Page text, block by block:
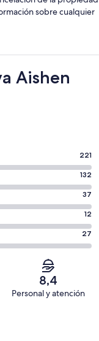
sobre cualquier
Aishen
221
132
37
12
27
8,4
Personal y atención